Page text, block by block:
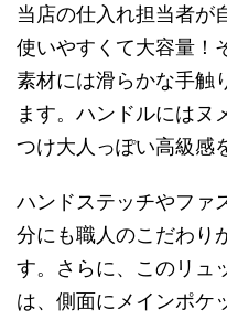
当店の仕入れ担当者が
使いやすくて大容量！
素材には滑らかな手触
ます。ハンドルにはヌ
つけ大人っぽい高級感
ハンドステッチやファ
分にも職人のこだわり
す。さらに、このリュ
は、側面にメインポケ